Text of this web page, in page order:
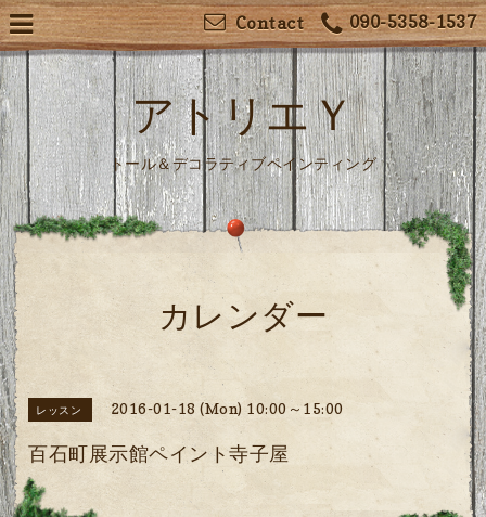
090-5358-1537
Contact
アトリエＹ
トール＆デコラティブペインティング
カレンダー
レッスン 2016-01-18 (Mon) 10:00～15:00
百石町展示館ペイント寺子屋